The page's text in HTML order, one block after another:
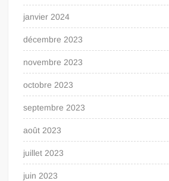
janvier 2024
décembre 2023
novembre 2023
octobre 2023
septembre 2023
août 2023
juillet 2023
juin 2023